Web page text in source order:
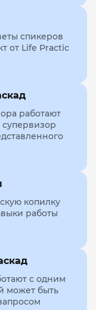
спикеров
от Life Practic
работают
копилку
работы
с одним
может быть